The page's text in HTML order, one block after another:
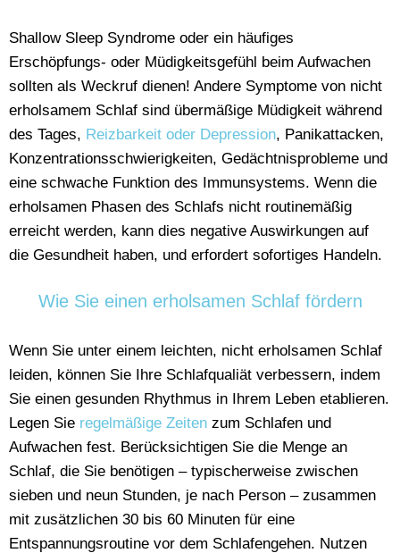
Shallow Sleep Syndrome oder ein häufiges
Erschöpfungs- oder Müdigkeitsgefühl beim Aufwachen
sollten als Weckruf dienen! Andere Symptome von nicht
erholsamem Schlaf sind übermäßige Müdigkeit während
des Tages, Reizbarkeit oder Depression, Panikattacken,
Konzentrationsschwierigkeiten, Gedächtnisprobleme und
eine schwache Funktion des Immunsystems. Wenn die
erholsamen Phasen des Schlafs nicht routinemäßig
erreicht werden, kann dies negative Auswirkungen auf
die Gesundheit haben, und erfordert sofortiges Handeln.
Wie Sie einen erholsamen Schlaf fördern
Wenn Sie unter einem leichten, nicht erholsamen Schlaf
leiden, können Sie Ihre Schlafqualiät verbessern, indem
Sie einen gesunden Rhythmus in Ihrem Leben etablieren.
Legen Sie regelmäßige Zeiten zum Schlafen und
Aufwachen fest. Berücksichtigen Sie die Menge an
Schlaf, die Sie benötigen – typischerweise zwischen
sieben und neun Stunden, je nach Person – zusammen
mit zusätzlichen 30 bis 60 Minuten für eine
Entspannungsroutine vor dem Schlafengehen. Nutzen